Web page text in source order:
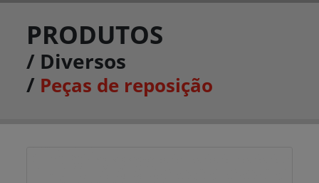
PRODUTOS
/ Diversos
/ Peças de reposição